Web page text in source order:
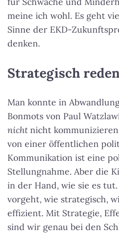
meine ich wohl. Es geht
Sinne der EKD-
denken.
Strategisch
Man konnte in
Bonmots von Paul
nichtnicht
von einer öffentlichen
Kommunikation ist eine
Stellungnahme. Aber die
in der Hand, wie sie es
vorgeht, wie strategisch,
effizient. Mit Strategie,
sind wir genau bei den